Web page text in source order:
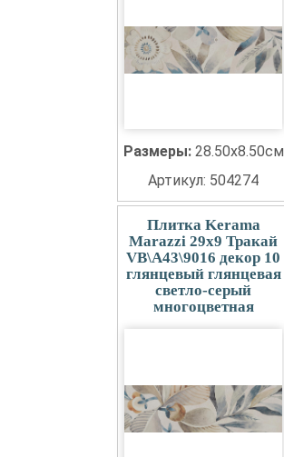
Размеры: 28.50x8.50см
Артикул: 504274
Плитка Kerama
Marazzi 29x9 Тракай
VB\A43\9016 декор 10
глянцевый глянцевая
светло-серый
многоцветная